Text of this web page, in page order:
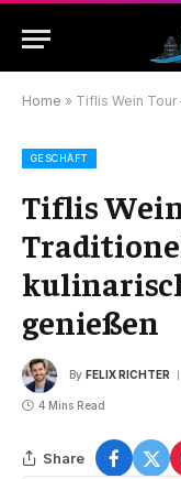
Home » Tiflis Wein Tour –
GESCHÄFT
Tiflis
genießen
By FELIX RICHTER
4 Mins Read
Share